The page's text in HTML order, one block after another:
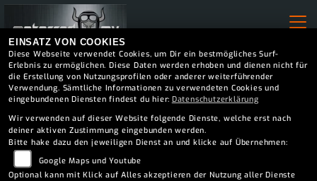
EINSATZ VON COOKIES
Diese Webseite verwendet Cookies, um Dir ein bestmögliches Surf-
Erlebnis zu ermöglichen. Diese Daten werden erhoben und dienen nicht für
die Erstellung von Nutzungsprofilen oder anderer weiterführender
Verwendung. Sämtliche Informationen zu verwendeten Cookies und
eingebundenen Diensten findest du hier: Datenschutzerklärung
Wir verwenden auf dieser Website folgende Dienste, welche erst nach
deiner aktiven Zustimmung eingebunden werden.
Bitte hake dazu den jeweiligen Dienst an und klicke auf Übernehmen:
Google Maps und Youtube
Optional kann mit Klick auf Alles akzeptieren der Nutzung aller Dienste